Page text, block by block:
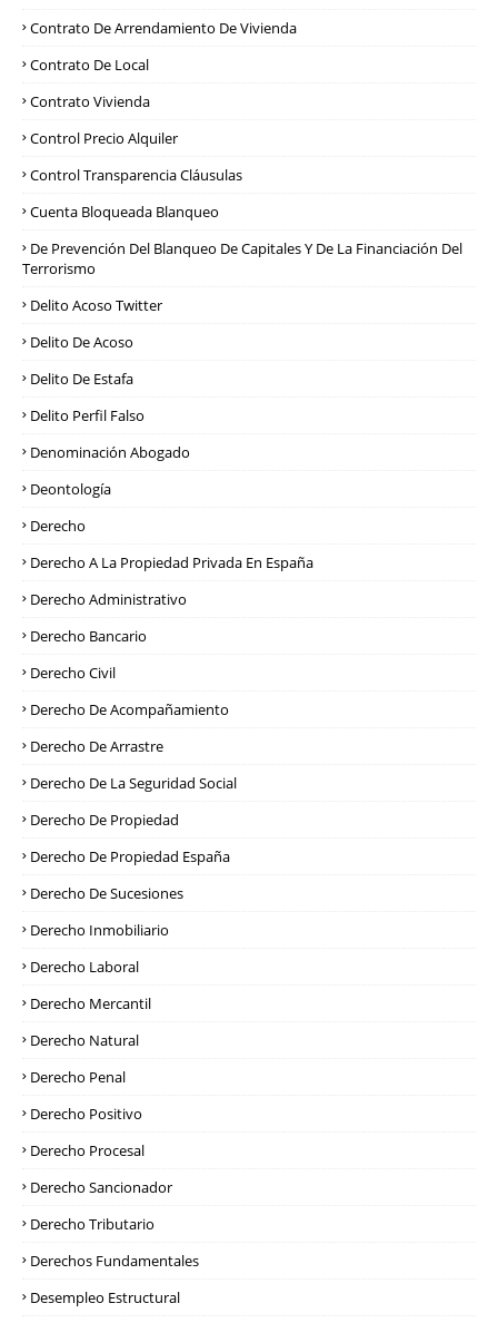
Contrato De Arrendamiento De Vivienda
Contrato De Local
Contrato Vivienda
Control Precio Alquiler
Control Transparencia Cláusulas
Cuenta Bloqueada Blanqueo
De Prevención Del Blanqueo De Capitales Y De La Financiación Del
Terrorismo
Delito Acoso Twitter
Delito De Acoso
Delito De Estafa
Delito Perfil Falso
Denominación Abogado
Deontología
Derecho
Derecho A La Propiedad Privada En España
Derecho Administrativo
Derecho Bancario
Derecho Civil
Derecho De Acompañamiento
Derecho De Arrastre
Derecho De La Seguridad Social
Derecho De Propiedad
Derecho De Propiedad España
Derecho De Sucesiones
Derecho Inmobiliario
Derecho Laboral
Derecho Mercantil
Derecho Natural
Derecho Penal
Derecho Positivo
Derecho Procesal
Derecho Sancionador
Derecho Tributario
Derechos Fundamentales
Desempleo Estructural